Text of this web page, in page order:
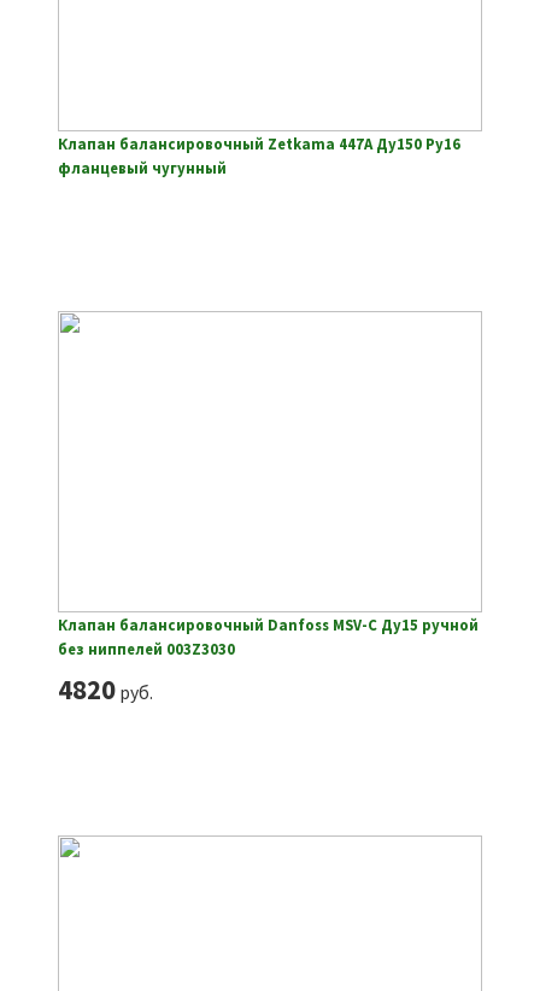
Клапан балансировочный Zetkama 447A Ду150 Ру16
фланцевый чугунный
Клапан балансировочный Danfoss MSV-C Ду15 ручной
без ниппелей 003Z3030
4820руб.